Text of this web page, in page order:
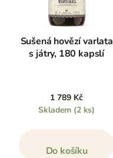
Sušená hovězí varlata
s játry, 180 kapslí
1 789 Kč
Skladem (2 ks)
Do košíku